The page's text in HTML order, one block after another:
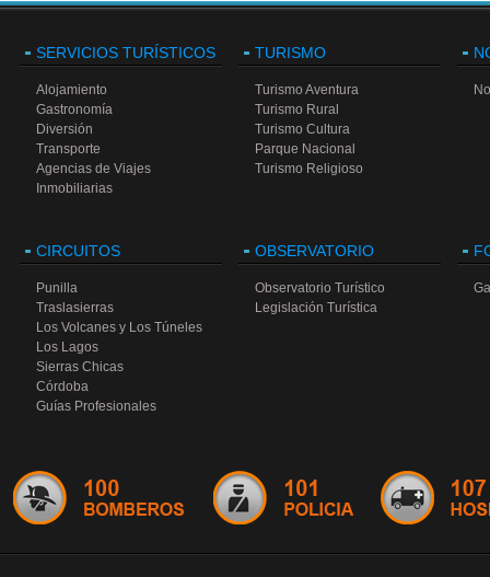
SERVICIOS TURÍSTICOS
Alojamiento
Gastronomía
Diversión
Transporte
Agencias de Viajes
Inmobiliarias
TURISMO
Turismo Aventura
Turismo Rural
Turismo Cultura
Parque Nacional
Turismo Religioso
CIRCUITOS
Punilla
Traslasierras
Los Volcanes y Los Túneles
Los Lagos
Sierras Chicas
Córdoba
Guías Profesionales
OBSERVATORIO
Observatorio Turístico
Legislación Turística